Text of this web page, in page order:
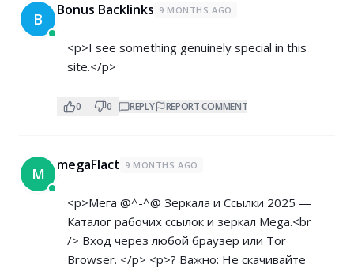
B Bonus Backlinks 9 MONTHS AGO
<p>I see something genuinely special in this
site.</p>
0 0 REPLY REPORT COMMENT
M megaFlact 9 MONTHS AGO
<p>Мега @^-^@ Зеркала и Ссылки 2025 —
Каталог рабочих ссылок и зеркал Mega.<br
/> Вход через любой браузер или Tor
Browser. </p> <p>? Важно: Не скачивайте